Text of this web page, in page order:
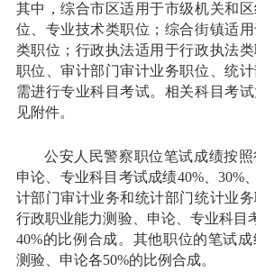
其中，综合市区适用于市级机关和
位、专业技术类职位；综合街镇适
类职位；行政执法适用于行政执法
职位、审计部门审计业务职位、统计
需进行专业科目考试。相关科目考
见附件。
公安人民警察职位笔试成绩按照
申论、专业科目考试成绩40%、30%
计部门审计业务和统计部门统计业
行政职业能力测验、申论、专业科目
40%的比例合成。其他职位的笔试
测验、申论各50%的比例合成。